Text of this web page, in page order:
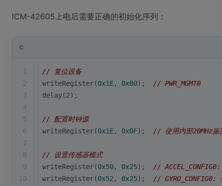
ICM-42605上电后需要正确的初始化序列：
C
1
// 复位设备
2
writeRegister(0x1E, 0x80); // PWR_MGMT0
3
delay(2);
4
5
// 配置时钟源
6
writeRegister(0x1E, 0x0F); // 使用内部20MHz振
7
8
// 设置传感器模式
9
writeRegister(0x50, 0x25); //
10
writeRegister(0x52 , 0x25); //